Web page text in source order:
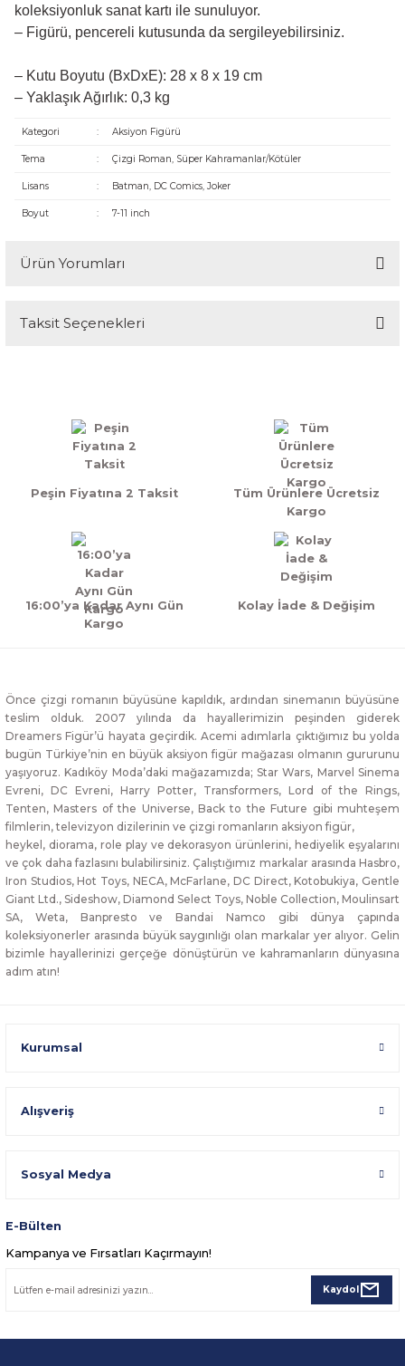
koleksiyonluk sanat kartı ile sunuluyor.
– Figürü, pencereli kutusunda da sergileyebilirsiniz.
– Kutu Boyutu (BxDxE): 28 x 8 x 19 cm
– Yaklaşık Ağırlık: 0,3 kg
Kategori : Aksiyon Figürü
Tema : Çizgi Roman, Süper Kahramanlar/Kötüler
Lisans : Batman, DC Comics, Joker
Boyut : 7-11 inch
Ürün Yorumları
Doğu Gücün | 29/06/2026
Taksit Seçenekleri
Peşin Fiyatına 2 Taksit
Tüm Ürünlere Ücretsiz
Kargo
16:00’ya Kadar Aynı Gün
Kargo
Kolay İade & Değişim
Önce çizgi romanın büyüsüne kapıldık, ardından sinemanın büyüsüne
teslim olduk. 2007 yılında da hayallerimizin peşinden giderek
Dreamers Figür’ü hayata geçirdik. Acemi adımlarla çıktığımız bu yolda
bugün Türkiye’nin en büyük aksiyon figür mağazası olmanın gururunu
yaşıyoruz. Kadıköy Moda’daki mağazamızda; Star Wars, Marvel Sinema
Evreni, DC Evreni, Harry Potter, Transformers, Lord of the Rings,
Tenten, Masters of the Universe, Back to the Future gibi muhteşem
filmlerin, televizyon dizilerinin ve çizgi romanların aksiyon figür,
heykel, diorama, role play ve dekorasyon ürünlerini, hediyelik eşyalarını
ve çok daha fazlasını bulabilirsiniz. Çalıştığımız markalar arasında Hasbro,
Iron Studios, Hot Toys, NECA, McFarlane, DC Direct, Kotobukiya, Gentle
Giant Ltd., Sideshow, Diamond Select Toys, Noble Collection, Moulinsart
SA, Weta, Banpresto ve Bandai Namco gibi dünya çapında
koleksiyonerler arasında büyük saygınlığı olan markalar yer alıyor. Gelin
bizimle hayallerinizi gerçeğe dönüştürün ve kahramanların dünyasına
adım atın!
Kurumsal
Alışveriş
Sosyal Medya
E-Bülten
Kampanya ve Fırsatları Kaçırmayın!
Kaydol